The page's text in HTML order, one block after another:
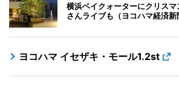
横浜ベイクォーターにクリス
さんライブも（ヨコハマ経済新
ヨコハマ イセザキ・モール1.2st